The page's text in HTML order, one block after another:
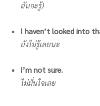
ฉันจะรู้)
I haven’t looked into
ยังไม่รู้เลยนะ
I’m not sure.
ไม่มั่นใจเลย